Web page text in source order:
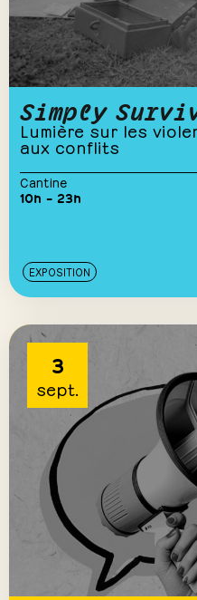
Simply
Lumière sur les
aux conflits
Cantine
10h – 23h
EXPOSITION
3
sept.